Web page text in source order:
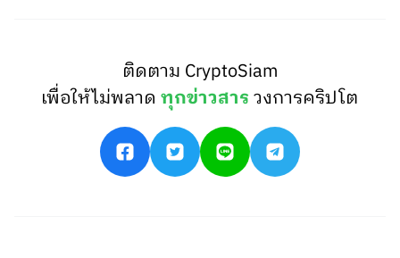
ติดตาม CryptoSiam
เพื่อให้ไม่พลาดทุกข่าวสารวงการคริปโต